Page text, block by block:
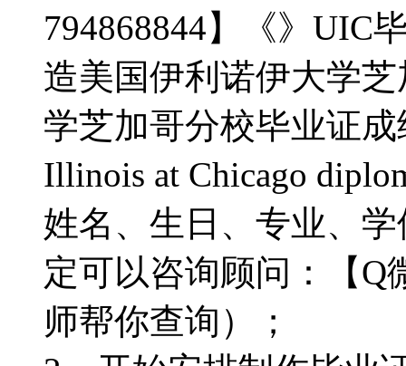
794868844】《》UIC
造美国伊利诺伊大学
学芝加哥分校毕业证
Illinois at Chicago
姓名、生日、专业、
定可以咨询顾问：【Q
师帮你查询）；